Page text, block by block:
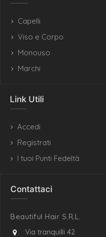
Capelli
Viso e Corpo
Monouso
Marchi
Link Utili
Accedi
Registrati
I tuoi Punti Fedeltà
Contattaci
Beautiful Hair S.R.L.
Via tranquilli 42